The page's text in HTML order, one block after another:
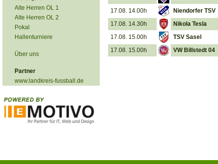
Alte Herren OL 1
Alte Herren OL 2
Pokal
Hallenturniere
Über uns
Partner
www.landkreis-fussball.de
17.08. 14.00h
Niendorfer TSV
17.08. 14.30h
Nikola Tesla
17.08. 15.00h
TSV Sasel
17.08. 15.00h
VW Billstedt 04